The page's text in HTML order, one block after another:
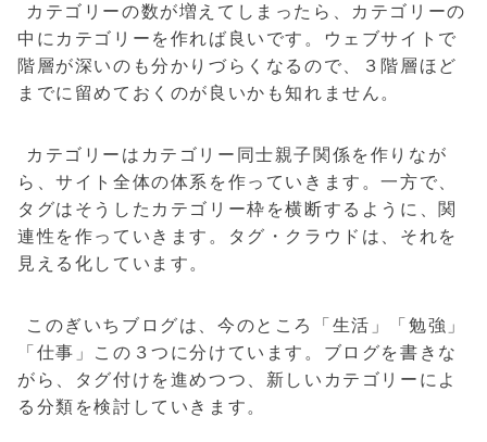
カテゴリーの数が増えてしまったら、カテゴリーの
中にカテゴリーを作れば良いです。ウェブサイトで
階層が深いのも分かりづらくなるので、３階層ほど
までに留めておくのが良いかも知れません。
カテゴリーはカテゴリー同士親子関係を作りなが
ら、サイト全体の体系を作っていきます。一方で、
タグはそうしたカテゴリー枠を横断するように、関
連性を作っていきます。タグ・クラウドは、それを
見える化しています。
このぎいちブログは、今のところ「生活」「勉強」
「仕事」この３つに分けています。ブログを書きな
がら、タグ付けを進めつつ、新しいカテゴリーによ
る分類を検討していきます。